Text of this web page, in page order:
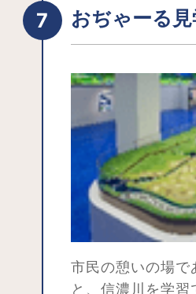
す。
おぢゃーる見
市民の憩いの場で
と、信濃川を学